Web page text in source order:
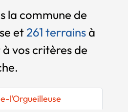
la commune de
et261 terrainsà
vos critères de
l'Orgueilleuse